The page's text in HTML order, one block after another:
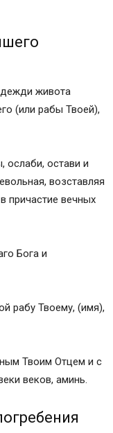
живота
(или рабы Твоей),
ослаби, остави и
возставляя
причастие вечных
Бога и
рабу Твоему, (имя),
Твоим Отцем и с
веков, аминь.